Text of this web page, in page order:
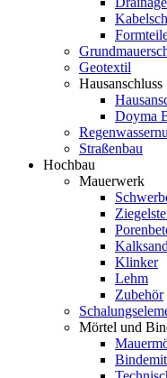
Geotextil
Hausanschluss
Doyma
Straßenbau
Hochbau
Mauerwerk
Klinker
Lehm
Zubehör
Mörtel und